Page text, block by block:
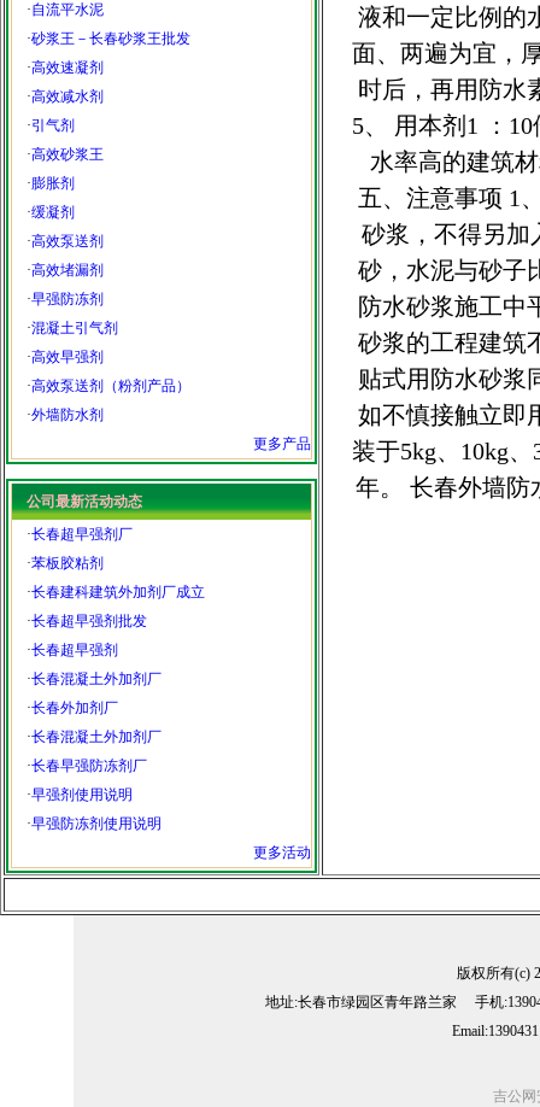
·自流平水泥
·砂浆王－长春砂浆王批发
·高效速凝剂
·高效减水剂
·引气剂
·高效砂浆王
·膨胀剂
·缓凝剂
·高效泵送剂
·高效堵漏剂
·早强防冻剂
·混凝土引气剂
·高效早强剂
·高效泵送剂（粉剂产品）
·外墙防水剂
更多产品
公司最新活动动态
·长春超早强剂厂
·苯板胶粘剂
·长春建科建筑外加剂厂成立
·长春超早强剂批发
·长春超早强剂
·长春混凝土外加剂厂
·长春外加剂厂
·长春混凝土外加剂厂
·长春早强防冻剂厂
·早强剂使用说明
·早强防冻剂使用说明
更多活动
液和一定比例的
面、两遍为宜，
时后，再用防水
5、 用本剂1 ：
水率高的建筑
五、注意事项 1
砂浆，不得另加
砂，水泥与砂子
防水砂浆施工中
砂浆的工程建筑
贴式用防水砂浆
如不慎接触立即
装于5kg、10kg
年。 长春外墙防
版权所有(c)
地址:长春市绿园区青年路兰家 手机
吉公网